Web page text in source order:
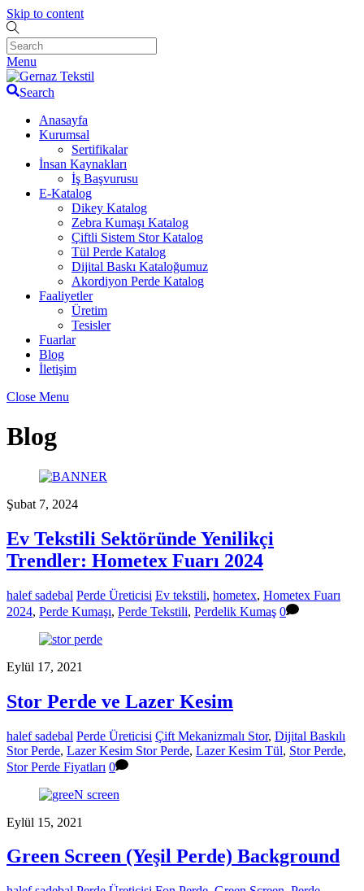
Skip to content
Menu
Search
Anasayfa
Kurumsal
Sertifikalar
İnsan Kaynakları
İş Başvurusu
E-Katalog
Dikey Katalog
Zebra Kumaşı Katalog
Çiftli Sistem Stor Katalog
Tül Perde Katalog
Dijital Baskı Kataloğumuz
Akordiyon Perde Katalog
Faaliyetler
Üretim
Tesisler
Fuarlar
Blog
İletişim
Close Menu
Blog
Şubat 7, 2024
Ev Tekstili Sektöründe Yenilikçi
Trendler: Hometex Fuarı 2024
halef sadebal Perde Üreticisi Ev tekstili, hometex, Hometex Fuarı
2024, Perde Kumaşı, Perde Tekstili, Perdelik Kumaş 0
Eylül 17, 2021
Stor Perde ve Lazer Kesim
halef sadebal Perde Üreticisi Çift Mekanizmalı Stor, Dijital Baskılı
Stor Perde, Lazer Kesim Stor Perde, Lazer Kesim Tül, Stor Perde,
Stor Perde Fiyatları 0
Eylül 15, 2021
Green Screen (Yeşil Perde) Background